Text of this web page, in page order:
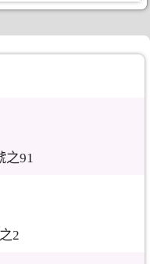
之91
2